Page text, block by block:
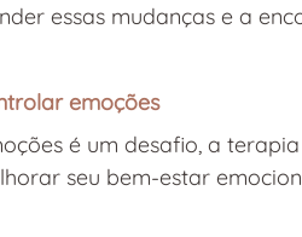
essas mudanças e a
emoções
é um desafio, a
seu bem-estar